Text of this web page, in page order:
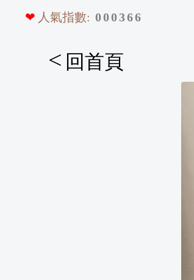
❤ 人氣指數: 000366
< 回首頁